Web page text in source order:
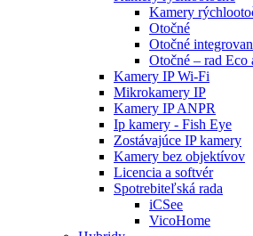
Kamery
Otočné
Otočné
Otočné – rad Eco
Kamery IP Wi-Fi
Mikrokamery IP
Kamery IP ANPR
Ip kamery - Fish Eye
Zostávajúce IP kamery
Kamery bez objektívov
Licencia a softvér
Spotrebiteľská rada
iCSee
VicoHome